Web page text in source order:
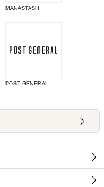
MANASTASH
POST GENERAL